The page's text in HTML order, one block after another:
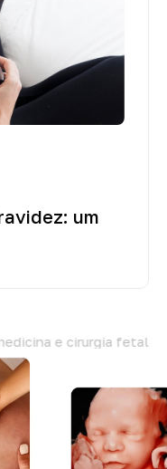
um
e cirurgia fetal